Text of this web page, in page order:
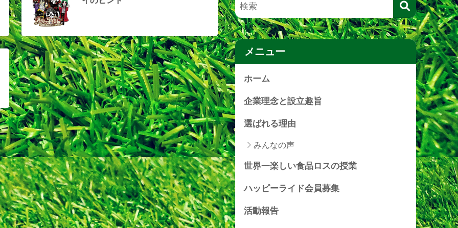
メニュー
ホーム
企業理念と設立趣旨
選ばれる理由
みんなの声
世界一楽しい食品ロスの授業
ハッピーライド会員募集
活動報告